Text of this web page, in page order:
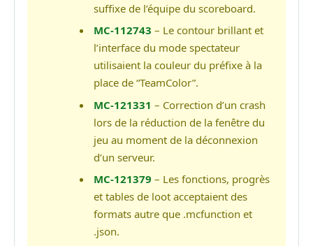
suffixe de l’équipe du scoreboard.
MC-112743 – Le contour brillant et
l’interface du mode spectateur
utilisaient la couleur du préfixe à la
place de “TeamColor”.
MC-121331 – Correction d’un crash
lors de la réduction de la fenêtre du
jeu au moment de la déconnexion
d’un serveur.
MC-121379 – Les fonctions, progrès
et tables de loot acceptaient des
formats autre que .mcfunction et
.json.